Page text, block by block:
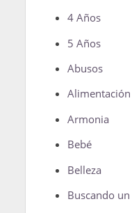
4 Años
5 Años
Abusos
Armonia
Bebé
Belleza
Buscando